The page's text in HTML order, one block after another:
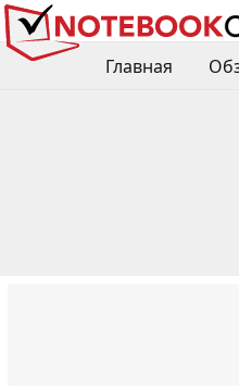
Главная